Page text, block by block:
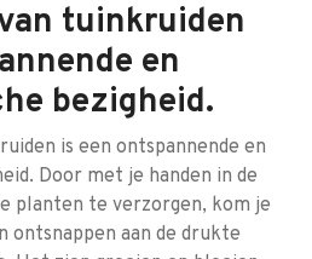
tuinkruiden
en
bezigheid.
is een ontspannende en
Door met je handen in de
planten te verzorgen, kom je
ontsnappen aan de drukte